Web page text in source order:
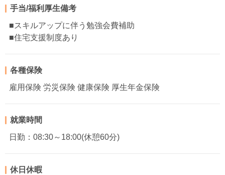
手当/福利厚生備考
■スキルアップに伴う勉強会費補助
■住宅支援制度あり
各種保険
雇用保険 労災保険 健康保険 厚生年金保険
就業時間
日勤：08:30～18:00(休憩60分)
休日休暇